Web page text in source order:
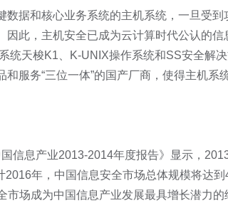
数据和核心业务系统的主机系统，一旦受
此，主机安全已成为云计算时代公认的信
统天梭K1、K-UNIX操作系统和SS安全解
服务“三位一体”的国产厂商，使得主机系
信息产业2013-2014年度报告》显示，
年，中国信息安全市场总体规模将达
场成为中国信息产业发展最具增长潜力的